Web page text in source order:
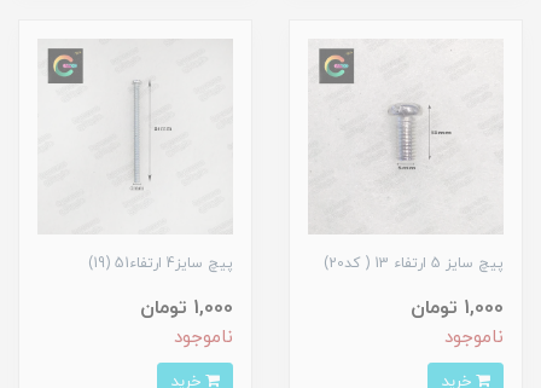
پیچ سایز 5 ارتفاء 13 ( کد20)
1,000 تومان
ناموجود
پیچ سایز4 ارتفاء51 (19)
1,000 تومان
ناموجود